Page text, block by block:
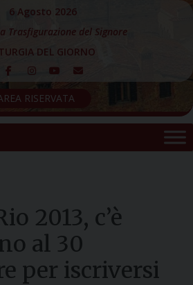
6 Agosto 2026
Trasfigurazione del Signore
DEL GIORNO
RISERVATA
2013, c’è
al 30
per iscriversi